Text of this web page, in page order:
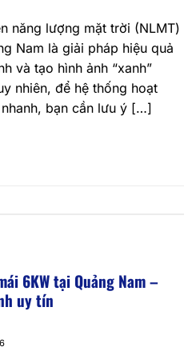
năng lượng mặt trời (NLMT)
Nam là giải pháp hiệu quả
và tạo hình ảnh “xanh”
nhiên, để hệ thống hoạt
bạn cần lưu ý […]
6KW tại Quảng Nam –
uy tín